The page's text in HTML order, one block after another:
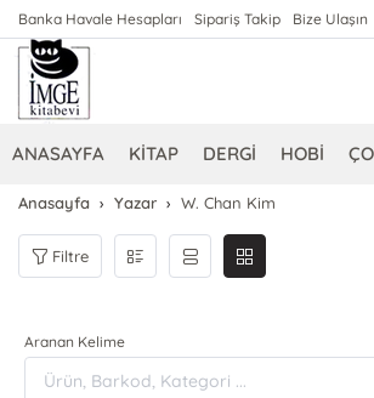
Banka Havale Hesapları Sipariş Takip Bize Ulaşın
ANASAYFA KİTAP DERGİ HOBİ
Anasayfa Yazar W. Chan Kim
Filtre
Aranan Kelime